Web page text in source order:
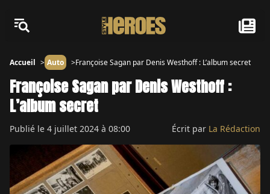
Accueil Auto Françoise Sagan par Denis Westhoff : L’album secret
Françoise Sagan par Denis Westhoff :
L’album secret
Publié le 4 juillet 2024 à 08:00 Écrit par La Rédaction